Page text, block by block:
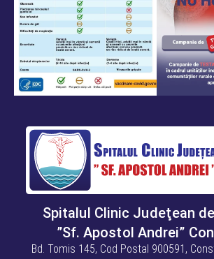
Spitalul Clinic Judeţean
”Sf. Apostol Andrei”
Bd. Tomis 145, Cod Postal 900591,